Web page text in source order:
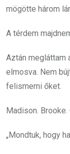
mögötte három
A térdem
Aztán megláttam
elmosva. Nem
felismerni őket.
Madison. Brooke.
„Mondtuk, hogy